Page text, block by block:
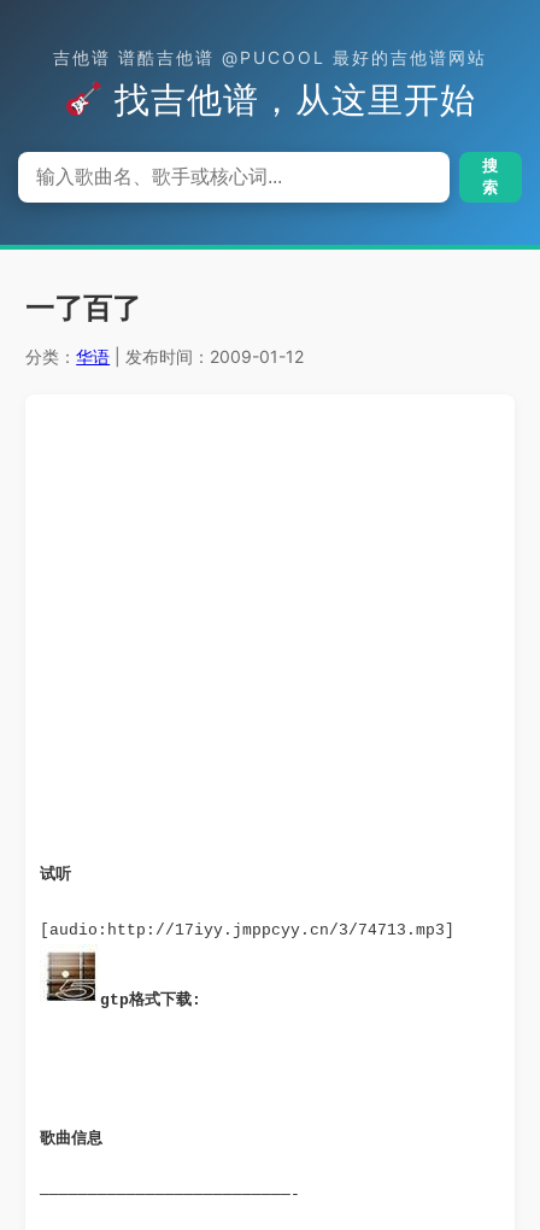
吉他谱 谱酷吉他谱 @PUCOOL 最好的吉他谱网站
找吉他谱，从这里开始
搜
索
一了百了
分类：华语 | 发布时间：2009-01-12
试听
gtp格式下载:
歌曲信息
——————————————————————————-